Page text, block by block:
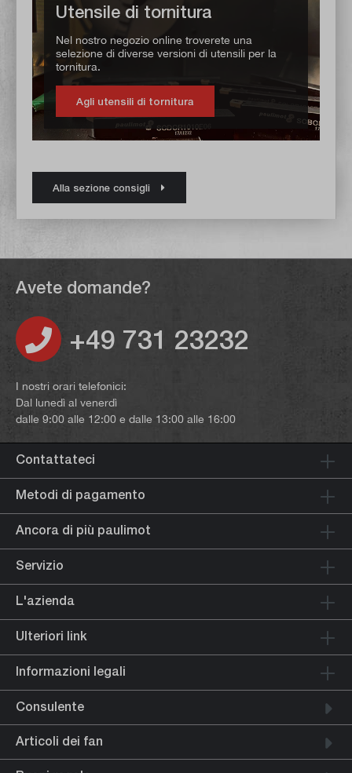
Utensile di tornitura
Nel nostro negozio online troverete una
selezione di diverse versioni di utensili per la
tornitura.
Agli utensili di tornitura
Alla sezione consigli
Avete domande?
+49 731 23232
I nostri orari telefonici:
Dal lunedì al venerdì
dalle 9:00 alle 12:00 e dalle 13:00 alle 16:00
Contattateci
Metodi di pagamento
Ancora di più paulimot
Servizio
L'azienda
Ulteriori link
Informazioni legali
Consulente
Articoli dei fan